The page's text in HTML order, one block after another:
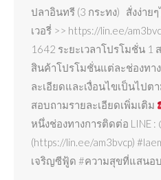
ปลาอินทรี (3 กระทง) สั่งง่า
เวอรี่ >> https://lin.ee/
1642 ระยะเวลาโปรโมชั่น 1
สินค้าโปรโมชั่นแต่ละช่องทา
ละเอียดและเงื่อนไขเป็นไป
สอบถามรายละเอียดเพิ่มเติม
หนึ่งช่องทางการติดต่อ LINE :
(https://lin.ee/am3bvcp)
เจริญซีฟู้ด #ความสุขที่แสนอ